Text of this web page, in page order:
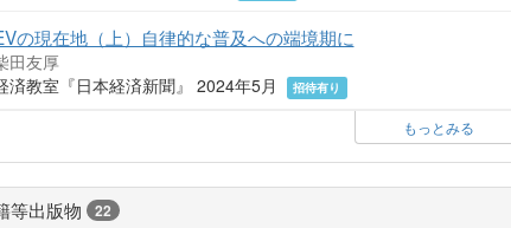
の現在地（上）自律的な普及への端境期に
田友厚
済教室『日本経済新聞』 2024年5月
招待有り
もっとみる
等出版物 22